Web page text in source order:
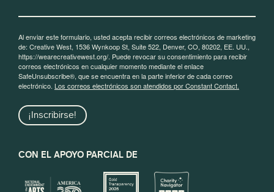
Al enviar este formulario, usted acepta recibir correos electrónicos de marketing
de: Creative West, 1536 Wynkoop St, Suite 522, Denver, CO, 80202, EE. UU.,
https://wearecreativewest.org/. Puede revocar su consentimiento para recibir
correos electrónicos en cualquier momento mediante el enlace
SafeUnsubscribe®, que se encuentra en la parte inferior de cada correo
electrónico. Los correos electrónicos son atendidos por Constant Contact.
¡Inscribirse!
CON EL APOYO PARCIAL DE